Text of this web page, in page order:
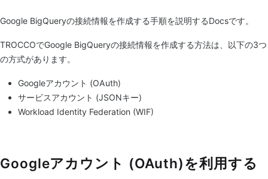
Google BigQueryの接続情報を作成する手順を説明するDocsです。
TROCCOでGoogle BigQueryの接続情報を作成する方法は、以下の3つ
の方式があります。
Googleアカウント (OAuth)
サービスアカウント (JSONキー)
Workload Identity Federation (WIF)
Googleアカウント (OAuth)を利用する